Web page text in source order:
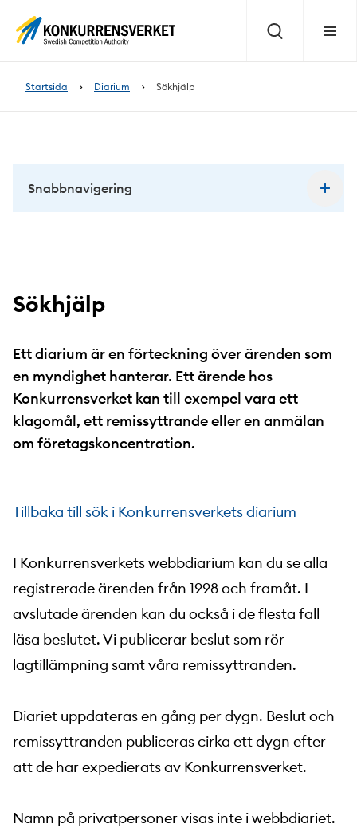
Sök Meny
Startsida Diarium Sökhjälp
Sökhjälp
Ett diarium är en förteckning över ärenden som
en myndighet hanterar. Ett ärende hos
Konkurrensverket kan till exempel vara ett
klagomål, ett remissyttrande eller en anmälan
om företagskoncentration.
Tillbaka till sök i Konkurrensverkets diarium
I Konkurrensverkets webbdiarium kan du se alla
registrerade ärenden från 1998 och framåt. I
avslutade ärenden kan du också i de flesta fall
läsa beslutet. Vi publicerar beslut som rör
lagtillämpning samt våra remissyttranden.
Diariet uppdateras en gång per dygn. Beslut och
remissyttranden publiceras cirka ett dygn efter
att de har expedierats av Konkurrensverket.
Namn på privatpersoner visas inte i webbdiariet.
Snabbnavigering